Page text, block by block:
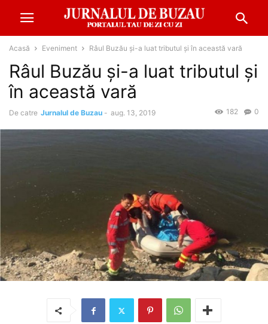
Acasă Eveniment Râul Buzău și-a luat tributul și în această vară
Râul Buzău și-a luat tributul și
în această vară
De catre Jurnalul de Buzau - aug. 13, 2019 0
182